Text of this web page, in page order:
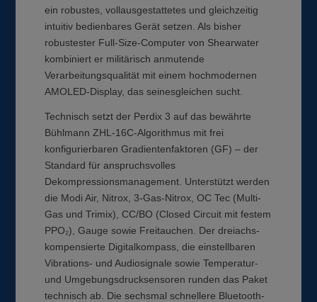
ein robustes, vollausgestattetes und gleichzeitig
intuitiv bedienbares Gerät setzen. Als bisher
robustester Full-Size-Computer von Shearwater
kombiniert er militärisch anmutende
Verarbeitungsqualität mit einem hochmodernen
AMOLED-Display, das seinesgleichen sucht.
Technisch setzt der Perdix 3 auf das bewährte
Bühlmann ZHL-16C-Algorithmus mit frei
konfigurierbaren Gradientenfaktoren (GF) – der
Standard für anspruchsvolles
Dekompressionsmanagement. Unterstützt werden
die Modi Air, Nitrox, 3-Gas-Nitrox, OC Tec (Multi-
Gas und Trimix), CC/BO (Closed Circuit mit festem
PPO₂), Gauge sowie Freitauchen. Der dreiachs-
kompensierte Digitalkompass, die einstellbaren
Vibrations- und Audiosignale sowie Temperatur-
und Umgebungsdrucksensoren runden das Paket
technisch ab. Die sechsmal schnellere Bluetooth-